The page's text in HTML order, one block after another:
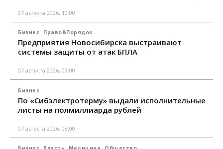
07 августа 2026, 10:00
Бизнес Право&Порядок
Предприятия Новосибирска выстраивают
системы защиты от атак БПЛА
07 августа 2026, 09:00
Бизнес
По «Сибэлектротерму» выдали исполнительные
листы на полмиллиарда рублей
07 августа 2026, 08:00